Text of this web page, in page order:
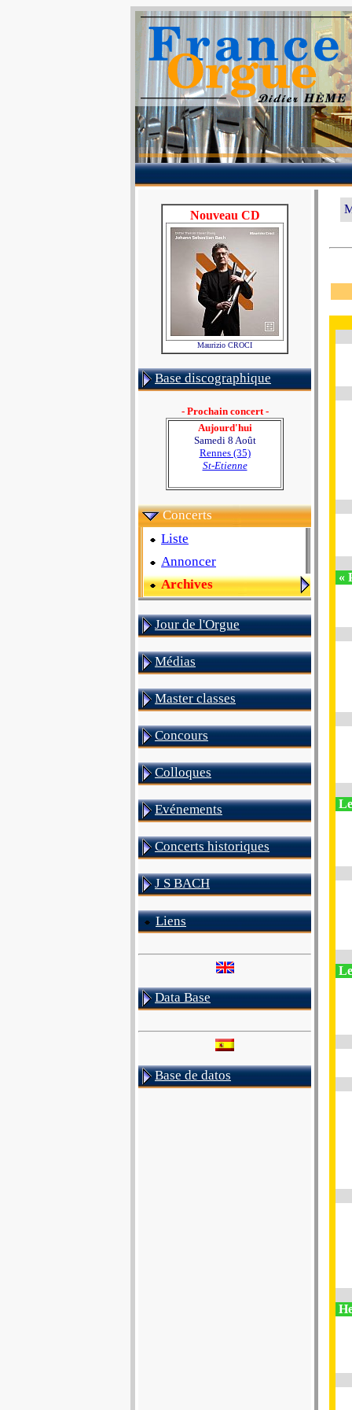
Nouveau CD
Maurizio CROCI
Base discographique
- Prochain concert -
Aujourd'hui
Samedi 8 Août
Rennes (35)
St-Etienne
Concerts
Liste
Annoncer
Archives
Jour de l'Orgue
Médias
Master classes
Concours
Colloques
Evénements
Concerts historiques
J S BACH
Liens
Data Base
Base de datos
«